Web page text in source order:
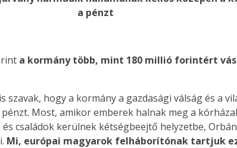
a pénzt
a kormány több, mint 180 millió forintért
hogy a kormány a gazdasági válság és a
Most, amikor emberek halnak meg a
családok kerülnek kétségbeejtő helyzetbe,
Mi, európai magyarok felháborítónak tartjuk